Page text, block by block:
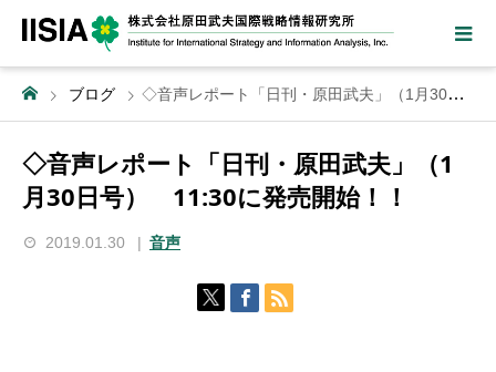
ブログ ◇音声レポート「日刊・原田武夫」（1月30日号） 11:30に発売開始！！
◇音声レポート「日刊・原田武夫」（1
月30日号） 11:30に発売開始！！
2019.01.30 音声